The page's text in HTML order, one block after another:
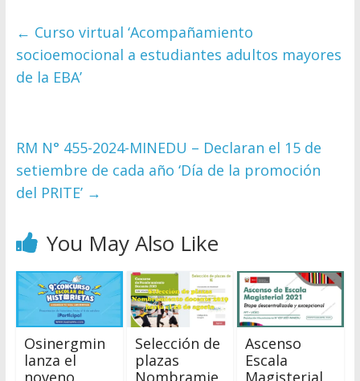
← Curso virtual ‘Acompañamiento
socioemocional a estudiantes adultos mayores
de la EBA’
RM N° 455-2024-MINEDU – Declaran el 15 de
setiembre de cada año ‘Día de la promoción
del PRITE’ →
You May Also Like
Osinergmin
lanza el
noveno
Selección de
plazas
Nombramie
Ascenso
Escala
Magisterial